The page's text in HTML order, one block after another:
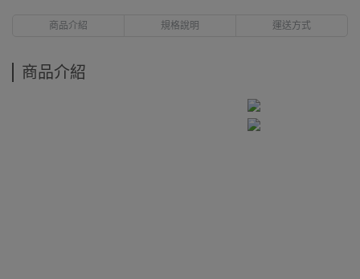
商品介紹 規格說明 運送方式
商品介紹